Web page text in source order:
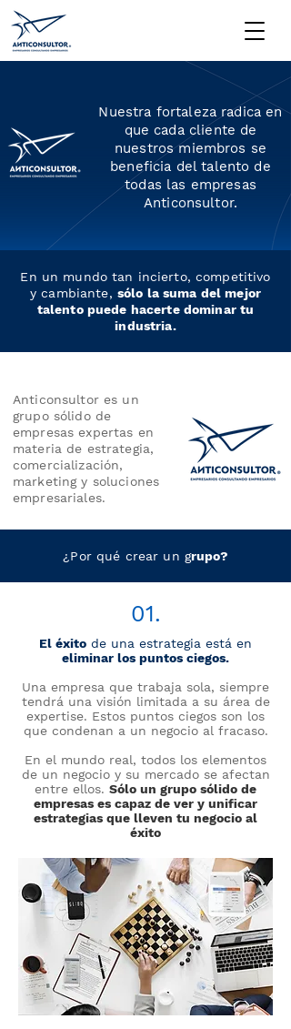
Nuestra fortaleza radica en
que cada cliente de
nuestros miembros se
beneficia del talento de
todas las empresas
Anticonsultor.
En un mundo tan incierto, competitivo
y cambiante, sólo la suma del mejor
talento puede hacerte dominar tu
industria.
Anticonsultor es un
grupo sólido de
empresas expertas en
materia de estrategia,
comercialización,
marketing y soluciones
empresariales.
¿Por qué crear un grupo?
01.
El éxito de una estrategia está en
eliminar los puntos ciegos.
Una empresa que trabaja sola, siempre
tendrá una visión limitada a su área de
expertise. Estos puntos ciegos son los
que condenan a un negocio al fracaso.
En el mundo real, todos los elementos
de un negocio y su mercado se afectan
entre ellos. Sólo un grupo sólido de
empresas es capaz de ver y unificar
estrategias que lleven tu negocio al
éxito